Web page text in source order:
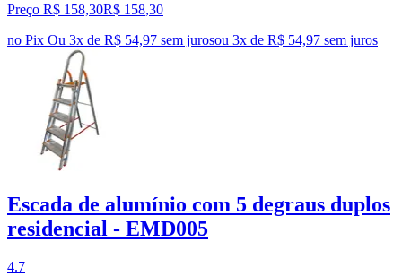
Preço R$ 158,30R$ 158,30
no Pix Ou 3x de R$ 54,97 sem jurosou 3x de R$ 54,97 sem juros
Escada de alumínio com 5 degraus duplos
residencial - EMD005
4.7